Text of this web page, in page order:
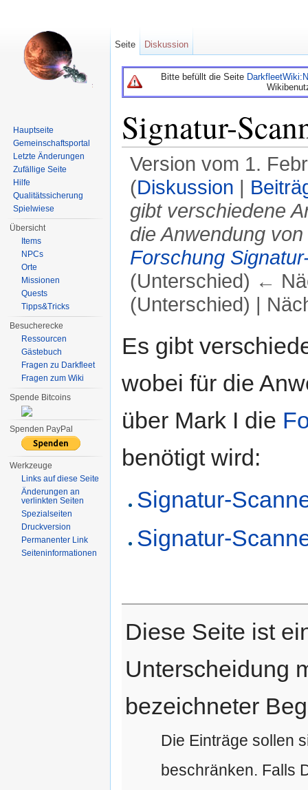
Bitte befüllt die Seite
Signatur-
Version vom 1.
(Diskussion |
gibt verschiedene
die Anwendung
Forschung
(Unterschied) ←
(Unterschied) |
Es gibt
wobei für die
über Mark I die
benötigt wird:
Signatur-
Signatur-
Diese Seite ist
Unterscheidung
bezeichneter
Die Einträge sollen
beschränken. Falls
Seite Diskussion
Hauptseite
Gemeinschaftsportal
Letzte Änderungen
Zufällige Seite
Hilfe
Qualitätssicherung
Spielwiese
Übersicht
Items
NPCs
Orte
Missionen
Quests
Tipps&Tricks
Besucherecke
Ressourcen
Gästebuch
Fragen zu Darkfleet
Fragen zum Wiki
Spende Bitcoins
Spenden PayPal
Werkzeuge
Links auf diese Seite
Änderungen an
verlinkten Seiten
Spezialseiten
Druckversion
Permanenter Link
Seiten­informationen